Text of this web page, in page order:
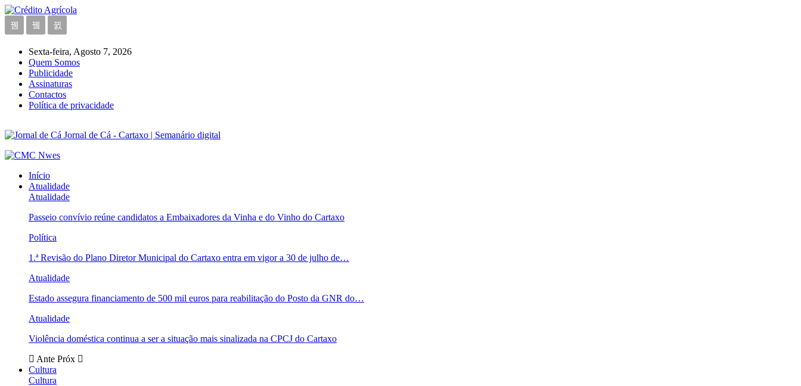
Sexta-feira, Agosto 7, 2026
Quem Somos
Publicidade
Assinaturas
Contactos
Política de privacidade
Jornal de Cá - Cartaxo | Semanário digital
Início
Atualidade
Atualidade
Passeio convívio reúne candidatos a Embaixadores da Vinha e do Vinho do Cartaxo
Política
1.ª Revisão do Plano Diretor Municipal do Cartaxo entra em vigor a 30 de julho de…
Atualidade
Estado assegura financiamento de 500 mil euros para reabilitação do Posto da GNR do…
Atualidade
Violência doméstica continua a ser a situação mais sinalizada na CPCJ do Cartaxo
Ante Próx
Cultura
Cultura